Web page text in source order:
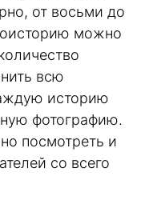
от восьми до
можно
всю
историю
фотографию.
посмотреть и
со всего